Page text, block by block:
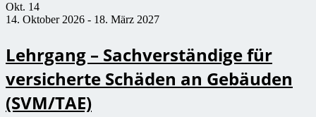
Okt. 14
14. Oktober 2026 - 18. März 2027
Lehrgang – Sachverständige für
versicherte Schäden an Gebäuden
(SVM/TAE)